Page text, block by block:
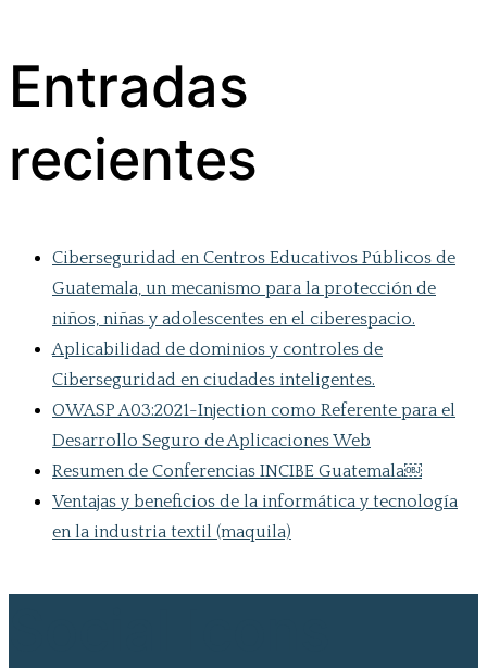
Entradas
recientes
Ciberseguridad en Centros Educativos Públicos de
Guatemala, un mecanismo para la protección de
niños, niñas y adolescentes en el ciberespacio.
Aplicabilidad de dominios y controles de
Ciberseguridad en ciudades inteligentes.
OWASP A03:2021-Injection como Referente para el
Desarrollo Seguro de Aplicaciones Web
Resumen de Conferencias INCIBE Guatemala￼
Ventajas y beneficios de la informática y tecnología
en la industria textil (maquila)